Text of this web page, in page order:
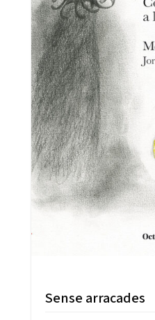
Sense arracades